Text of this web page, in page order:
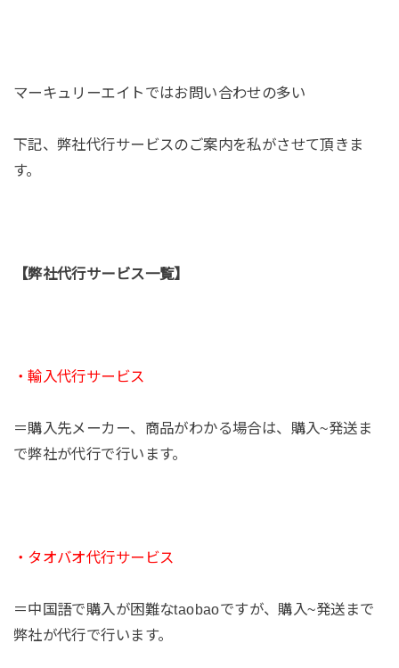
マーキュリーエイトではお問い合わせの多い
下記、弊社代行サービスのご案内を私がさせて頂きま
す。
【弊社代行サービス一覧】
・輸入代行サービス
＝購入先メーカー、商品がわかる場合は、購入~発送ま
で弊社が代行で行います。
・ タオバオ代行サービス
＝中国語で購入が困難なtaobaoですが、購入~発送まで
弊社が代行で行います。